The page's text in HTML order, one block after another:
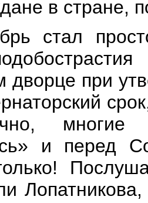
в стране,
стал
дворце при
многие
и перед